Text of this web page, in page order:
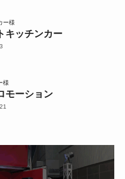
ー様
キッチンカー
様
モーション